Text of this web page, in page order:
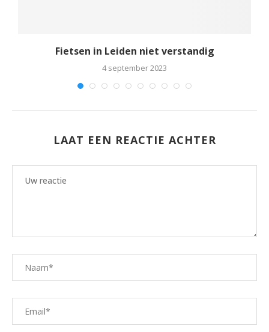
Fietsen in Leiden niet verstandig
4 september 2023
LAAT EEN REACTIE ACHTER